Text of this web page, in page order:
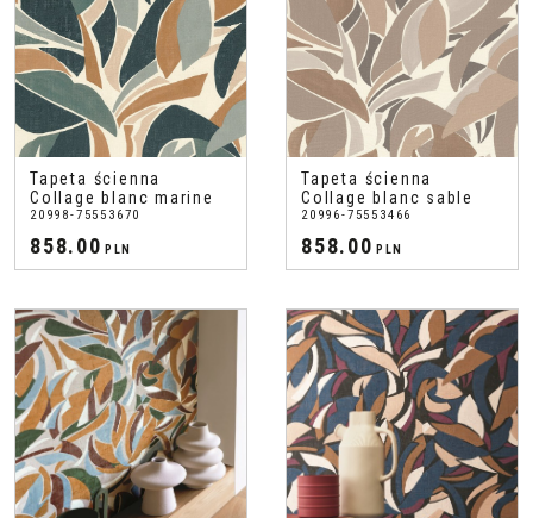
Tapeta ścienna
Collage blanc marine
20998-75553670
858.00 PLN
Tapeta ścienna
Collage blanc sable
20996-75553466
858.00 PLN